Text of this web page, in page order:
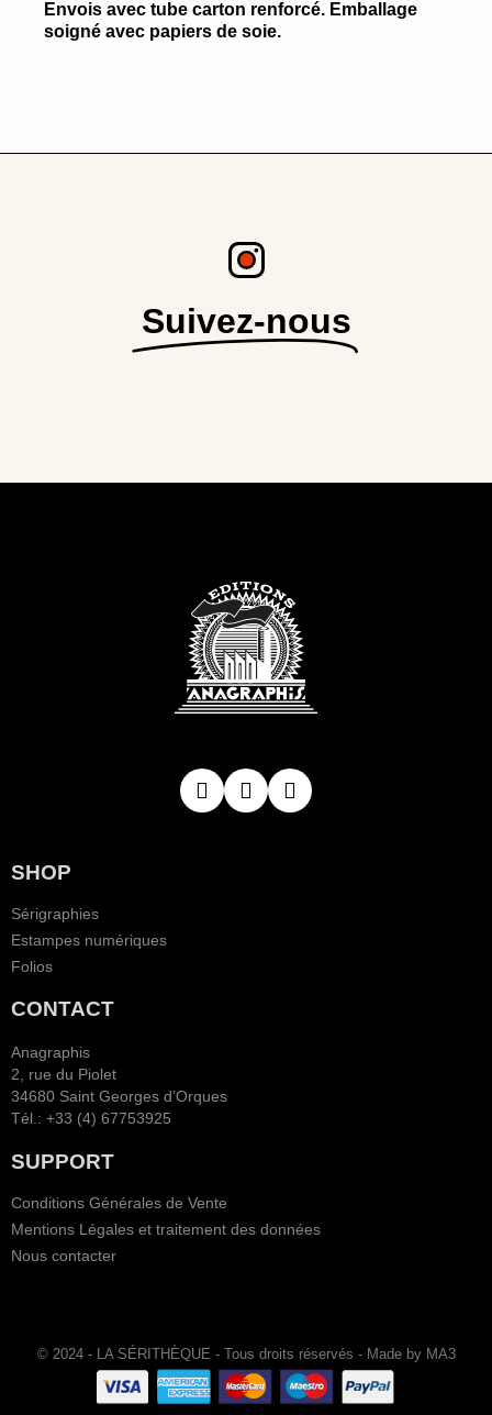
Envois avec tube carton renforcé. Emballage
soigné avec papiers de soie.
Suivez-nous
SHOP
Sérigraphies
Estampes numériques
Folios
CONTACT
Anagraphis
2, rue du Piolet
34680 Saint Georges d’Orques
Tél.: +33 (4) 67753925
SUPPORT
Conditions Générales de Vente
Mentions Légales et traitement des données
Nous contacter
© 2024 - LA SÉRITHÈQUE - Tous droits réservés - Made by MA3